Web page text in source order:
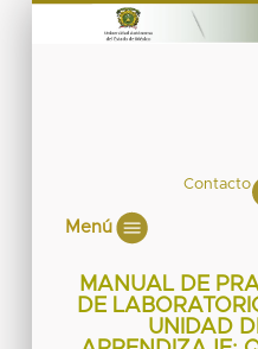
Contacto
Menú
MANUAL DE
DE
UNIDAD